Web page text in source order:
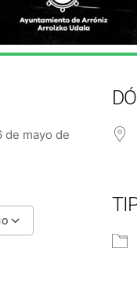
de mayo de
Google Calendar